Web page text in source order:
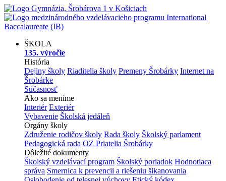
ŠKOLA
135. výročie
História
Dejiny školy Riaditelia školy Premeny Šrobárky Internet na
Šrobárke
Súčasnosť
Ako sa meníme
Interiér Exteriér
Vybavenie Školská jedáleň
Orgány školy
Združenie rodičov školy Rada školy Školský parlament
Pedagogická rada OZ Priatelia Šrobárky
Dôležité dokumenty
Školský vzdelávací program Školský poriadok Hodnotiaca
správa Smernica k prevencii a riešeniu šikanovania